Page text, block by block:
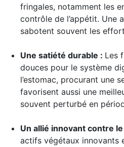
fringales, notamment les
contrôle de l’appétit. Une
sabotent souvent les
Une satiété durable : Les
douces pour le système
l’estomac, procurant une
favorisent aussi une
souvent perturbé en
Un allié innovant contre
actifs végétaux innovants